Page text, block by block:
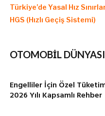
Türkiye’de Yasal Hız
HGS (Hızlı Geçiş Sistemi)
OTOMOBİL DÜNYASI
Engelliler İçin Özel
2026 Yılı Kapsamlı Rehber